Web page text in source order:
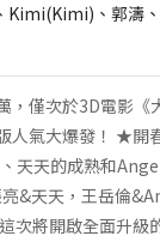
、郭濤
僅次於3D電影《
氣大爆發！ ★開
天天的成熟和
&天天，王岳倫
次將開啟全面升級